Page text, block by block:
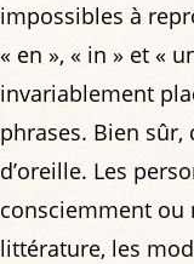
impossibles à
« en », « in » et «
invariablement
phrases. Bien sûr,
d’oreille. Les
consciemment ou
littérature, les